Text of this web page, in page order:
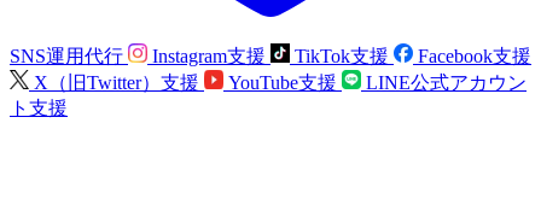
SNS運用代行 Instagram支援 TikTok支援
Facebook支援
X（旧Twitter）支援
YouTube支援
LINE公式アカウン
ト支援